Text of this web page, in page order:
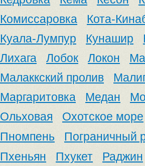
Комиссаровка
Кота-
Куала-Лумпур
Кунашир
Лихага
Лобок Локон
Малаккский пролив
Маргаритовка
Медан
Ольховая
Охотское море
Пномпень
Пограничный
Пхеньян
Пхукет Раджин